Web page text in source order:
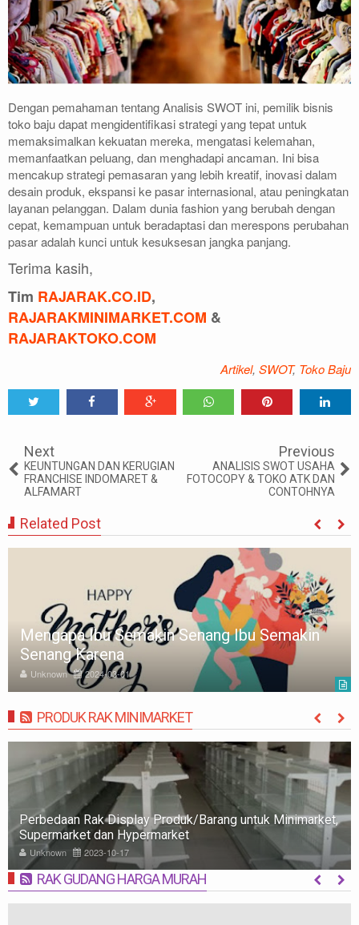
Dengan pemahaman tentang Analisis SWOT ini, pemilik bisnis
toko baju dapat mengidentifikasi strategi yang tepat untuk
memaksimalkan kekuatan mereka, mengatasi kelemahan,
memanfaatkan peluang, dan menghadapi ancaman. Ini bisa
mencakup strategi pemasaran yang lebih kreatif, inovasi dalam
desain produk, ekspansi ke pasar internasional, atau peningkatan
layanan pelanggan. Dalam dunia fashion yang berubah dengan
cepat, kemampuan untuk beradaptasi dan merespons perubahan
pasar adalah kunci untuk kesuksesan jangka panjang.
Terima kasih,
Tim RAJARAK.CO.ID,
RAJARAKMINIMARKET.COM &
RAJARAKTOKO.COM
Artikel, SWOT, Toko Baju
Next
KEUNTUNGAN DAN KERUGIAN
FRANCHISE INDOMARET &
ALFAMART
Previous
ANALISIS SWOT USAHA
FOTOCOPY & TOKO ATK DAN
CONTOHNYA
Related Post
Semakin
15 PERINGKAT MATA UANG
DUNIA
Unknown 2024-02-24
PRODUK RAK MINIMARKET MORE
Rak Minimarket: Pengertian, Jenis, Fungsi, dan Tips
Memilih
Unknown 2023-10-09
RAK GUDANG HARGA MURAH MORE